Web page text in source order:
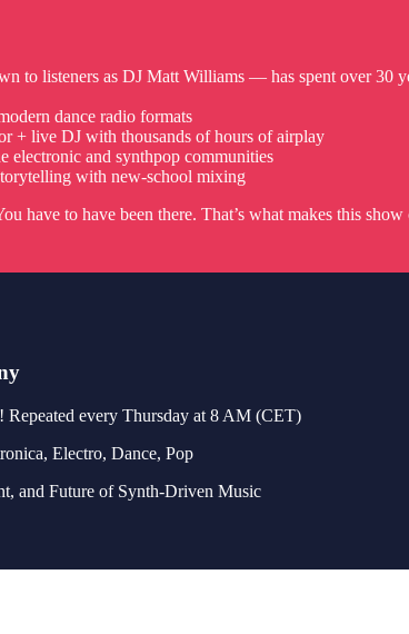
to listeners as DJ Matt Williams — has spent over 30
dance radio formats
+ live DJ with thousands of hours of airplay
electronic and synthpop communities
with new-school mixing
have to have been there. That’s what makes this show
Repeated every Thursday at 8 AM (CET)
Electro, Dance, Pop
and Future of Synth-Driven Music